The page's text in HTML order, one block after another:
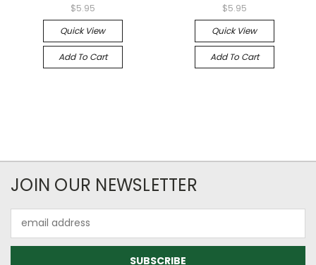
$5.95
Quick View
Add To Cart
$5.95
Quick View
Add To Cart
JOIN OUR NEWSLETTER
Address